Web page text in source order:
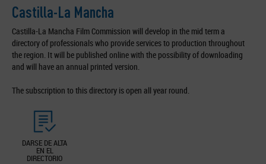
Castilla-La Mancha
Castilla-La Mancha Film Commission will develop in the mid term a
directory of professionals who provide services to production throughout
the region. It will be published online with the possibility of downloading
and will have an annual printed version.
The subscription to this directory is open all year round.
DARSE DE ALTA
EN EL
DIRECTORIO